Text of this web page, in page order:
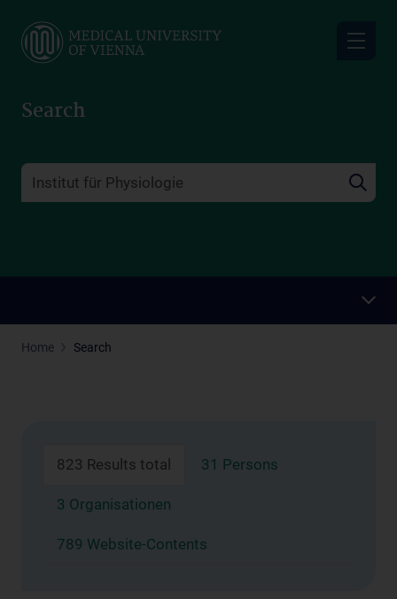
main
Search
Home Search
823 Results total 31 Persons
3 Organisationen
789 Website-Contents